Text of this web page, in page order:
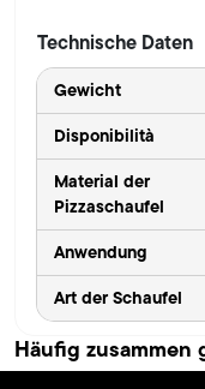
Technische Daten
Gewicht
Disponibilità
Material der
Pizzaschaufel
Anwendung
Art der Schaufel
Häufig zusammen